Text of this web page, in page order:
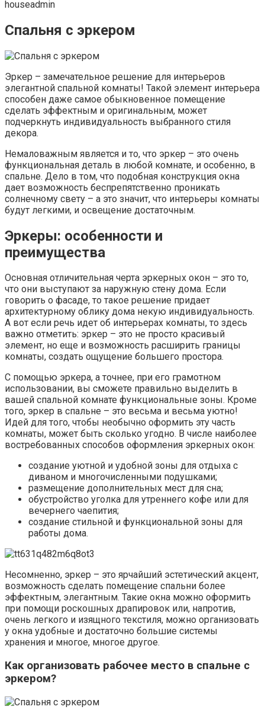
houseadmin
Спальня с эркером
Эркер – замечательное решение для интерьеров
элегантной спальной комнаты! Такой элемент интерьера
способен даже самое обыкновенное помещение
сделать эффектным и оригинальным, может
подчеркнуть индивидуальность выбранного стиля
декора.
Немаловажным является и то, что эркер – это очень
функциональная деталь в любой комнате, и особенно, в
спальне. Дело в том, что подобная конструкция окна
дает возможность беспрепятственно проникать
солнечному свету – а это значит, что интерьеры комнаты
будут легкими, и освещение достаточным.
Эркеры: особенности и
преимущества
Основная отличительная черта эркерных окон – это то,
что они выступают за наружную стену дома. Если
говорить о фасаде, то такое решение придает
архитектурному облику дома некую индивидуальность.
А вот если речь идет об интерьерах комнаты, то здесь
важно отметить: эркер – это не просто красивый
элемент, но еще и возможность расширить границы
комнаты, создать ощущение большего простора.
С помощью эркера, а точнее, при его грамотном
использовании, вы сможете правильно выделить в
вашей спальной комнате функциональные зоны. Кроме
того, эркер в спальне – это весьма и весьма уютно!
Идей для того, чтобы необычно оформить эту часть
комнаты, может быть сколько угодно. В числе наиболее
востребованных способов оформления эркерных окон:
создание уютной и удобной зоны для отдыха с
диваном и многочисленными подушками;
размещение дополнительных мест для сна;
обустройство уголка для утреннего кофе или для
вечернего чаепития;
создание стильной и функциональной зоны для
работы дома.
Несомненно, эркер – это ярчайший эстетический акцент,
возможность сделать помещение спальни более
эффектным, элегантным. Такие окна можно оформить
при помощи роскошных драпировок или, напротив,
очень легкого и изящного текстиля, можно организовать
у окна удобные и достаточно большие системы
хранения и многое, многое другое.
Как организовать рабочее место в спальне с
эркером?